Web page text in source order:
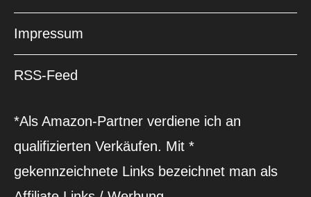
Impressum
RSS-Feed
*Als Amazon-Partner verdiene ich an
qualifizierten Verkäufen. Mit *
gekennzeichnete Links bezeichnet man als